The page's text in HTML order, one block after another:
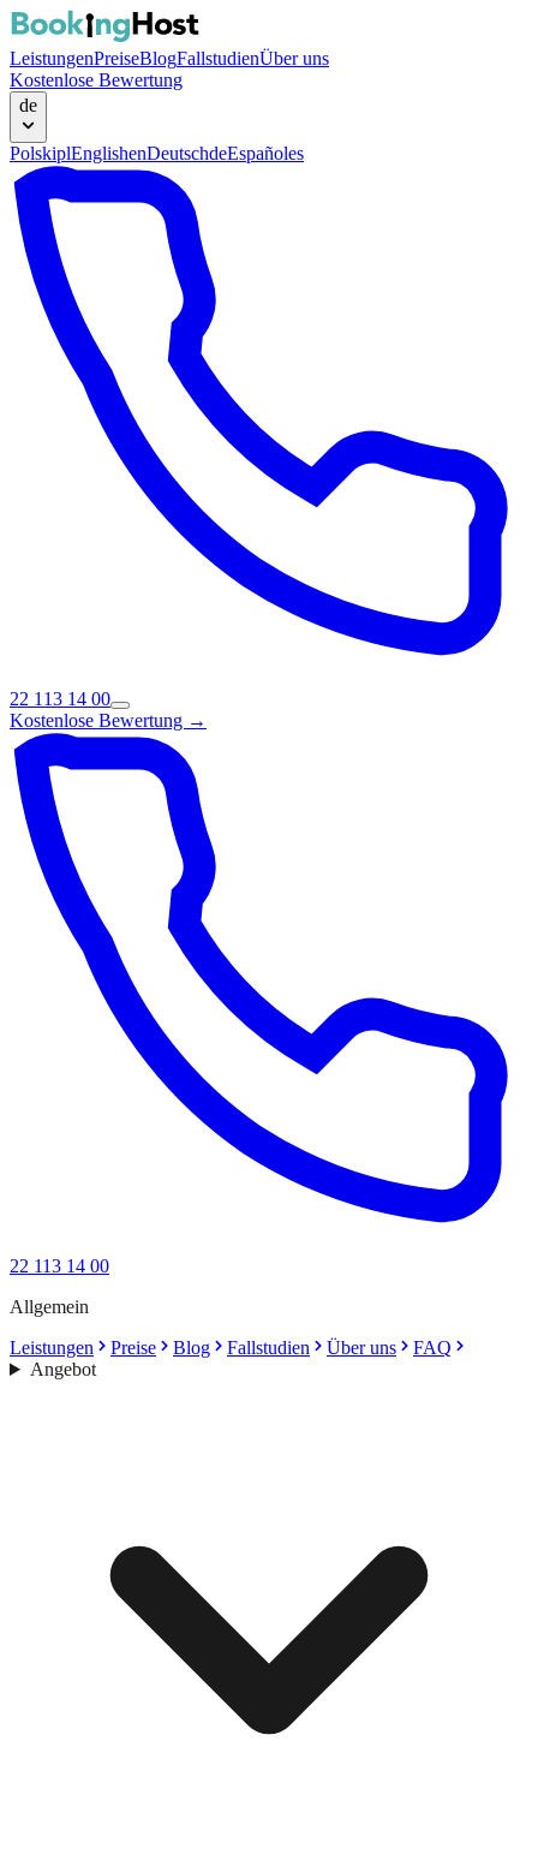
LeistungenPreiseBlogFallstudienÜber uns
Kostenlose Bewertung
de
PolskiplEnglishenDeutschdeEspañoles
22 113 14 00
Kostenlose Bewertung →
22 113 14 00
Allgemein
Leistungen
Preise Blog Fallstudien Über uns
FAQ
Angebot